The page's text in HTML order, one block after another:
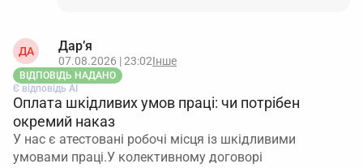
ДА Дар’я
07.08.2026 | 23:02Інше
ВІДПОВІДЬ НАДАНО
Є відповідь АІ
Оплата шкідливих умов праці: чи потрібен
окремий наказ
У нас є атестовані робочі місця із шкідливими
умовами праці.У колективному договорі